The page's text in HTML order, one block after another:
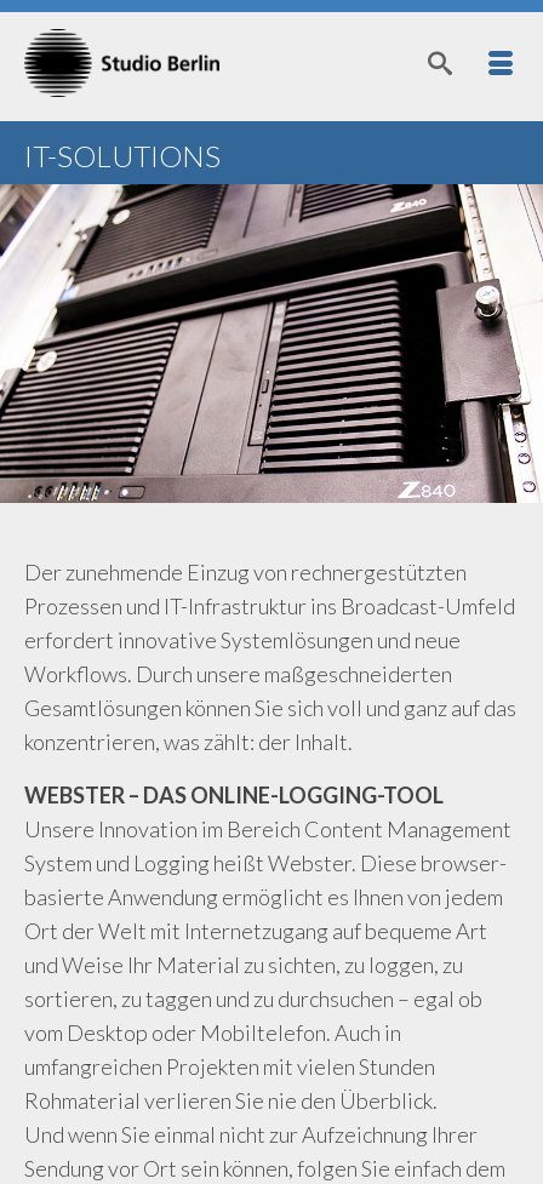
IT-SOLUTIONS
Der zunehmende Einzug von rechnergestützten
Prozessen und IT-Infrastruktur ins Broadcast-Umfeld
erfordert innovative Systemlösungen und neue
Workflows. Durch unsere maßgeschneiderten
Gesamtlösungen können Sie sich voll und ganz auf das
konzentrieren, was zählt: der Inhalt.
WEBSTER – DAS ONLINE-LOGGING-TOOL
Unsere Innovation im Bereich Content Management
System und Logging heißt Webster. Diese browser-
basierte Anwendung ermöglicht es Ihnen von jedem
Ort der Welt mit Internetzugang auf bequeme Art
und Weise Ihr Material zu sichten, zu loggen, zu
sortieren, zu taggen und zu durchsuchen – egal ob
vom Desktop oder Mobiltelefon. Auch in
umfangreichen Projekten mit vielen Stunden
Rohmaterial verlieren Sie nie den Überblick.
Und wenn Sie einmal nicht zur Aufzeichnung Ihrer
Sendung vor Ort sein können, folgen Sie einfach dem